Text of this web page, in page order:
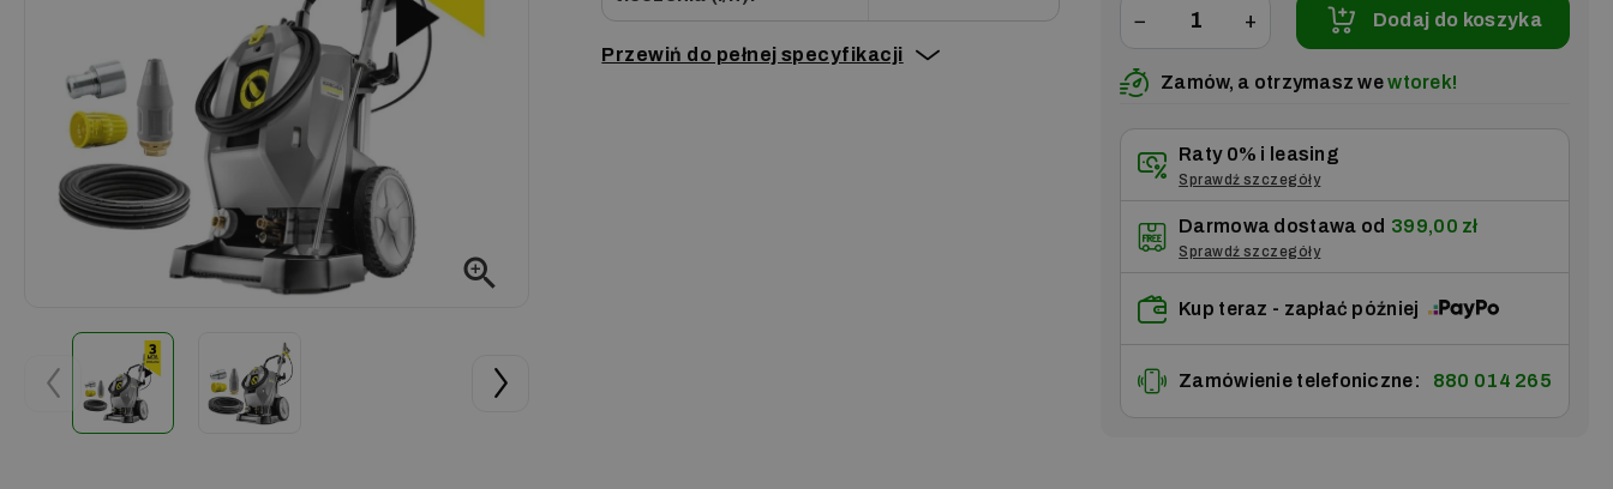
zoom_in
Przewiń do pełnej specyfikacji
− + Dodaj do koszyka
Zamów, a otrzymasz wewtorek!
Raty 0% i leasing
Sprawdź szczegóły
Darmowa dostawa od 399,00 zł
Sprawdź szczegóły
Kup teraz - zapłać później
Zamówienie telefoniczne: 880 014 265